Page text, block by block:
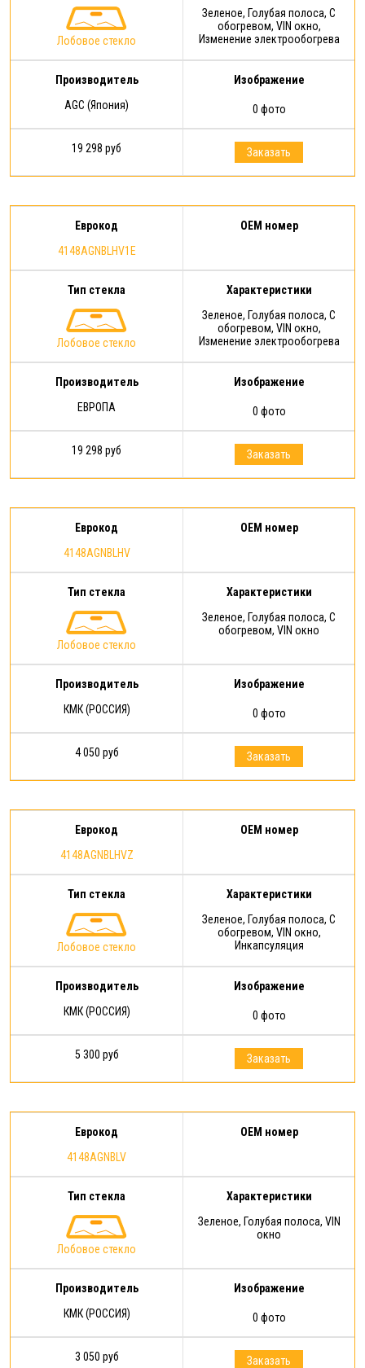
Лобовое стекло
Зеленое, Голубая полоса, С
обогревом, VIN окно,
Изменение электрообогрева
Производитель
AGC (Япония)
Изображение
0 фото
19 298 руб Заказать
Еврокод
4148AGNBLHV1E
OEM номер
Тип стекла
Лобовое стекло
Характеристики
Зеленое, Голубая полоса, С
обогревом, VIN окно,
Изменение электрообогрева
Производитель
ЕВРОПА
Изображение
0 фото
19 298 руб Заказать
Еврокод
4148AGNBLHV
OEM номер
Тип стекла
Лобовое стекло
Характеристики
Зеленое, Голубая полоса, С
обогревом, VIN окно
Производитель
КМК (РОССИЯ)
Изображение
0 фото
4 050 руб Заказать
Еврокод
4148AGNBLHVZ
OEM номер
Тип стекла
Лобовое стекло
Характеристики
Зеленое, Голубая полоса, С
обогревом, VIN окно,
Инкапсуляция
Производитель
КМК (РОССИЯ)
Изображение
0 фото
5 300 руб Заказать
Еврокод
4148AGNBLV
OEM номер
Тип стекла
Лобовое стекло
Характеристики
Зеленое, Голубая полоса, VIN
окно
Производитель
КМК (РОССИЯ)
Изображение
0 фото
3 050 руб Заказать